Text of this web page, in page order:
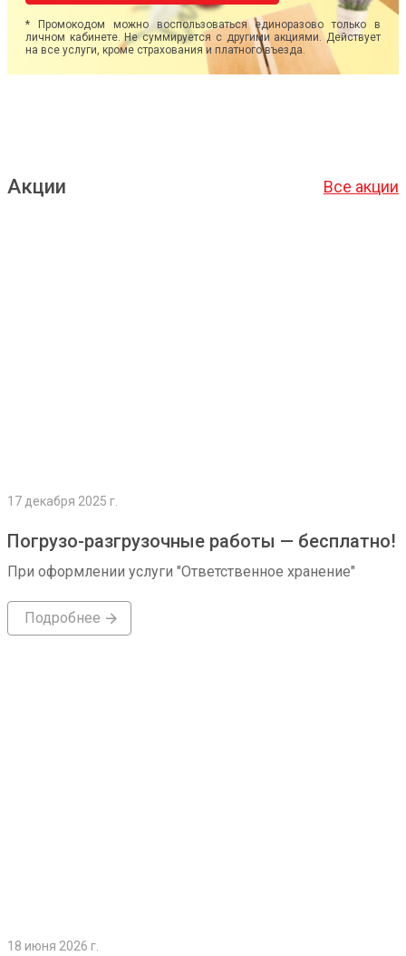
* Промокодом можно воспользоваться единоразово только в
личном кабинете. Не суммируется с другими акциями. Действует
на все услуги, кроме страхования и платного въезда.
Акции Все акции
17 декабря 2025 г.
Погрузо-разгрузочные работы — бесплатно!
При оформлении услуги "Ответственное хранение"
Подробнее
18 июня 2026 г.